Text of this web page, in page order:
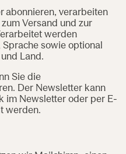
abonnieren, verarbeiten
Versand und zur
werden
sowie optional
Land.
Sie die
Der Newsletter kann
im Newsletter oder per E-
werden.